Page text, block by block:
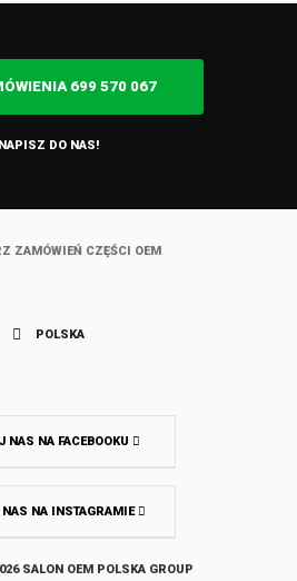
699 570 067
NAPISZ DO NAS!
ZAMÓWIEŃ CZĘŚCI OEM
POLSKA
NAS NA FACEBOOKU
NA INSTAGRAMIE
SALON OEM POLSKA GROUP